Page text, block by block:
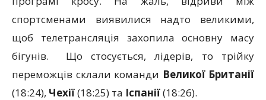
спортсменами виявилися надто великими,
щоб телетрансляція захопила основну масу
бігунів. Що стосується, лідерів, то трійку
переможців склали команди Великої Британії
(18:24), Чехії(18:25) та Іспанії(18:26).